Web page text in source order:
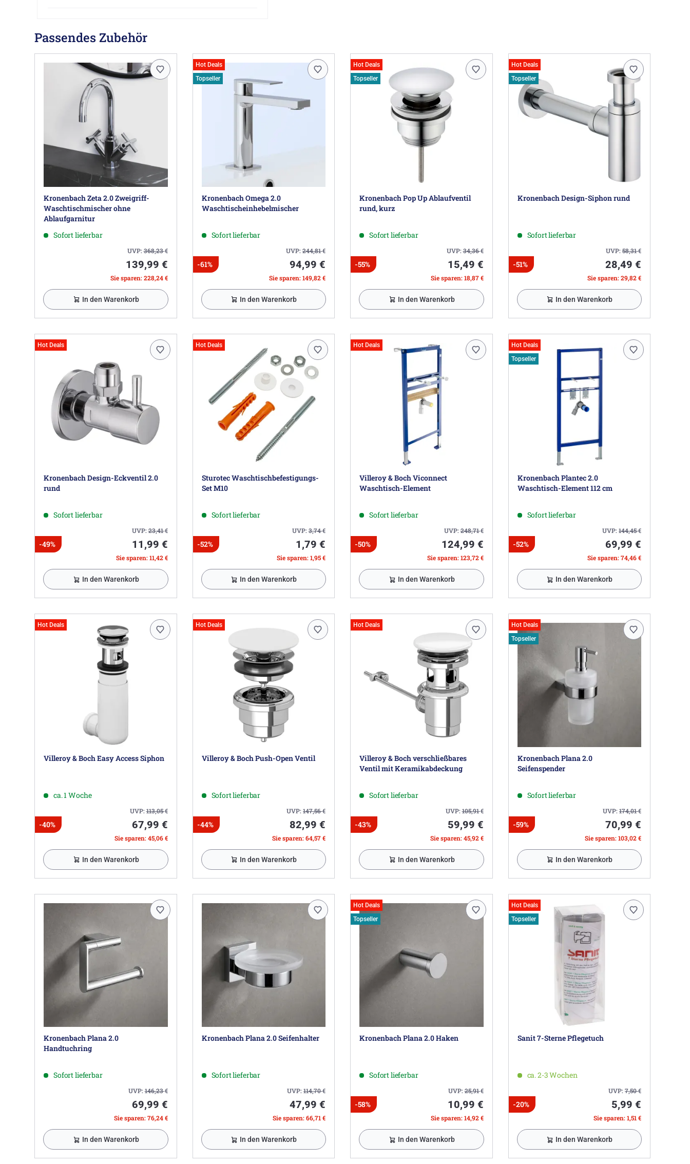
Passendes Zubehör
Kronenbach Zeta 2.0 Zweigriff-
Waschtischmischer ohne
Ablaufgarnitur
Sofort lieferbar
UVP:368,23€
139,99 €
Sie sparen: 228,24 €
In den Warenkorb
Hot Deals
Topseller
Kronenbach Omega 2.0
Waschtischeinhebelmischer
Sofort lieferbar
UVP:244,81€
-61% 94,99 €
Sie sparen: 149,82 €
In den Warenkorb
Hot Deals
Topseller
Kronenbach Pop Up Ablaufventil
rund, kurz
Sofort lieferbar
UVP:34,36€
-55% 15,49 €
Sie sparen: 18,87 €
In den Warenkorb
Hot Deals
Topseller
Kronenbach Design-Siphon rund
Sofort lieferbar
UVP:58,31€
-51% 28,49 €
Sie sparen: 29,82 €
In den Warenkorb
Hot Deals
Kronenbach Design-Eckventil 2.0
rund
Sofort lieferbar
UVP:23,41€
-49% 11,99 €
Sie sparen: 11,42 €
In den Warenkorb
Hot Deals
Sturotec Waschtischbefestigungs-
Set M10
Sofort lieferbar
UVP:3,74€
-52% 1,79 €
Sie sparen: 1,95 €
In den Warenkorb
Hot Deals
Villeroy & Boch Viconnect
Waschtisch-Element
Sofort lieferbar
UVP:248,71€
-50% 124,99 €
Sie sparen: 123,72 €
In den Warenkorb
Hot Deals
Topseller
Kronenbach Plantec 2.0
Waschtisch-Element 112 cm
Sofort lieferbar
UVP:144,45€
-52% 69,99 €
Sie sparen: 74,46 €
In den Warenkorb
Hot Deals
Villeroy & Boch Easy Access Siphon
ca. 1 Woche
UVP:113,05€
-40% 67,99 €
Sie sparen: 45,06 €
In den Warenkorb
Hot Deals
Villeroy & Boch Push-Open Ventil
Sofort lieferbar
UVP:147,56€
-44% 82,99 €
Sie sparen: 64,57 €
In den Warenkorb
Hot Deals
Villeroy & Boch verschließbares
Ventil mit Keramikabdeckung
Sofort lieferbar
UVP:105,91€
-43% 59,99 €
Sie sparen: 45,92 €
In den Warenkorb
Hot Deals
Topseller
Kronenbach Plana 2.0
Seifenspender
Sofort lieferbar
UVP:174,01€
-59% 70,99 €
Sie sparen: 103,02 €
In den Warenkorb
Kronenbach Plana 2.0
Handtuchring
Sofort lieferbar
UVP:146,23€
69,99 €
Sie sparen: 76,24 €
In den Warenkorb
Kronenbach Plana 2.0 Seifenhalter
Sofort lieferbar
UVP:114,70€
47,99 €
Sie sparen: 66,71 €
In den Warenkorb
Hot Deals
Topseller
Kronenbach Plana 2.0 Haken
Sofort lieferbar
UVP:25,91€
-58% 10,99 €
Sie sparen: 14,92 €
In den Warenkorb
Hot Deals
Topseller
Sanit 7-Sterne Pflegetuch
ca. 2-3 Wochen
UVP:7,50€
-20% 5,99 €
Sie sparen: 1,51 €
In den Warenkorb